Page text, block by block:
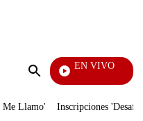
Enviar
EN VIVO
Televentas
Llamo' Inscripciones